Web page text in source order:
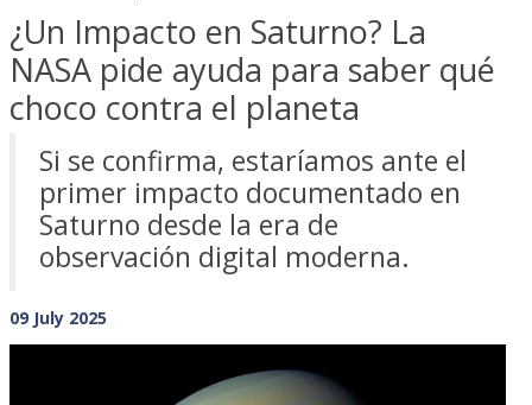
¿Un Impacto en Saturno? La
NASA pide ayuda para saber qué
choco contra el planeta
Si se confirma, estaríamos ante el
primer impacto documentado en
Saturno desde la era de
observación digital moderna.
09 July 2025